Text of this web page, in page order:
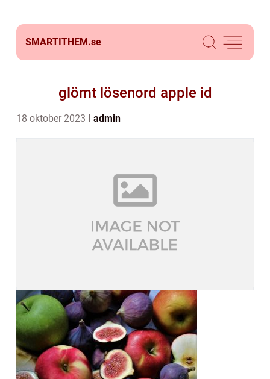
SMARTITHEM.se
glömt lösenord apple id
18 oktober 2023 admin